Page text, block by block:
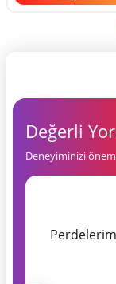
Değerli
Deneyiminizi